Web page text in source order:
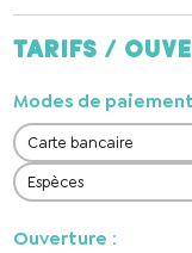
Tarifs /
Modes de
Carte bancaire
Espèces
Ouverture :